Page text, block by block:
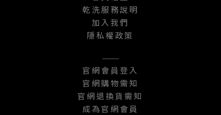
乾洗服務說明
加入我們
隱私權政策
———
官網會員登入
官網購物需知
官網退換貨需知
成為官網會員